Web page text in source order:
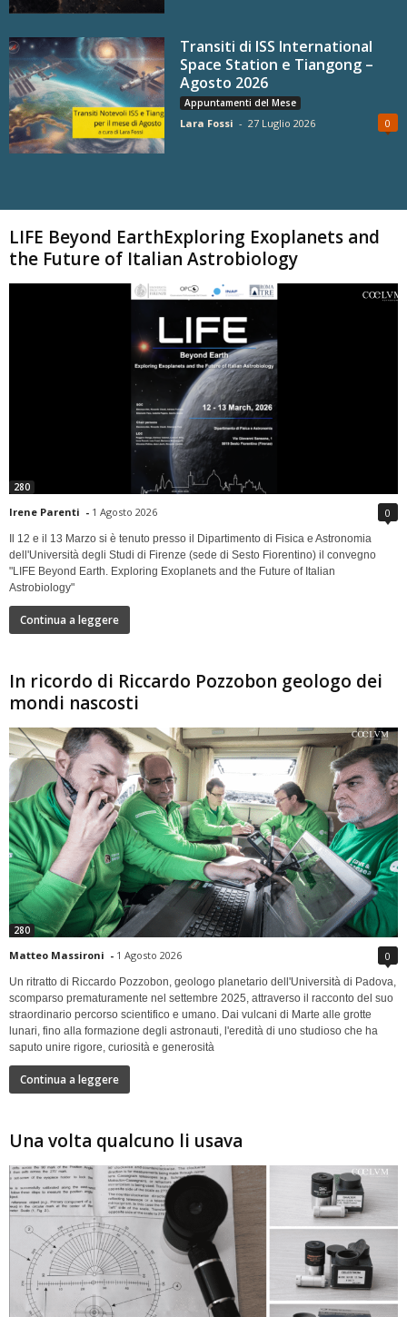
Transiti di ISS International
Space Station e Tiangong –
Agosto 2026
Appuntamenti del Mese
Lara Fossi - 27 Luglio 2026 0
LIFE Beyond EarthExploring Exoplanets and
the Future of Italian Astrobiology
280
Irene Parenti - 1 Agosto 2026 0
Il 12 e il 13 Marzo si è tenuto presso il Dipartimento di Fisica e Astronomia
dell'Università degli Studi di Firenze (sede di Sesto Fiorentino) il convegno
"LIFE Beyond Earth. Exploring Exoplanets and the Future of Italian
Astrobiology"
Continua a leggere
In ricordo di Riccardo Pozzobon geologo dei
mondi nascosti
280
Matteo Massironi - 1 Agosto 2026 0
Un ritratto di Riccardo Pozzobon, geologo planetario dell'Università di Padova,
scomparso prematuramente nel settembre 2025, attraverso il racconto del suo
straordinario percorso scientifico e umano. Dai vulcani di Marte alle grotte
lunari, fino alla formazione degli astronauti, l'eredità di uno studioso che ha
saputo unire rigore, curiosità e generosità
Continua a leggere
Una volta qualcuno li usava